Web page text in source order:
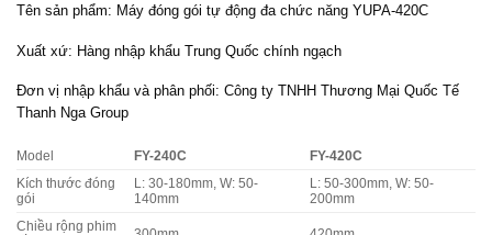
Tên sản phẩm: Máy đóng gói tự động đa chức năng YUPA-420C
Xuất xứ: Hàng nhập khẩu Trung Quốc chính ngạch
Đơn vị nhập khẩu và phân phối: Công ty TNHH Thương Mại Quốc Tế
Thanh Nga Group
Model FY-240C FY-420C
Kích thước đóng
gói
L: 30-180mm, W: 50-
140mm
L: 50-300mm, W: 50-
200mm
Chiều rộng phim